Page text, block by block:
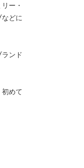
ー・
などに
ンド
初めて